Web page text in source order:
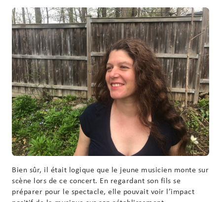
Bien sûr, il était logique que le jeune musicien monte sur
scène lors de ce concert. En regardant son fils se
préparer pour le spectacle, elle pouvait voir l’impact